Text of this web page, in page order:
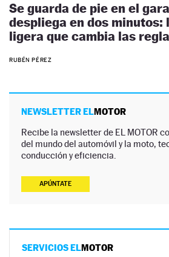
Se guarda de pie en el
despliega en dos minutos:
ligera que cambia las
RUBÉN PÉREZ
NEWSLETTER ELMOTOR
Recibe la newsletter de EL MOTOR
del mundo del automóvil y la moto,
conducción y eficiencia.
APÚNTATE
SERVICIOS ELMOTOR